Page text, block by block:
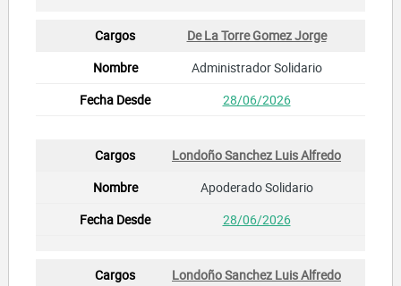
De La Torre Gomez Jorge
Administrador Solidario
28/06/2026
Londoño Sanchez Luis Alfredo
Apoderado Solidario
28/06/2026
Londoño Sanchez Luis Alfredo